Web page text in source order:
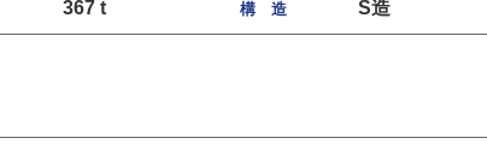
367 t 構 造 S造